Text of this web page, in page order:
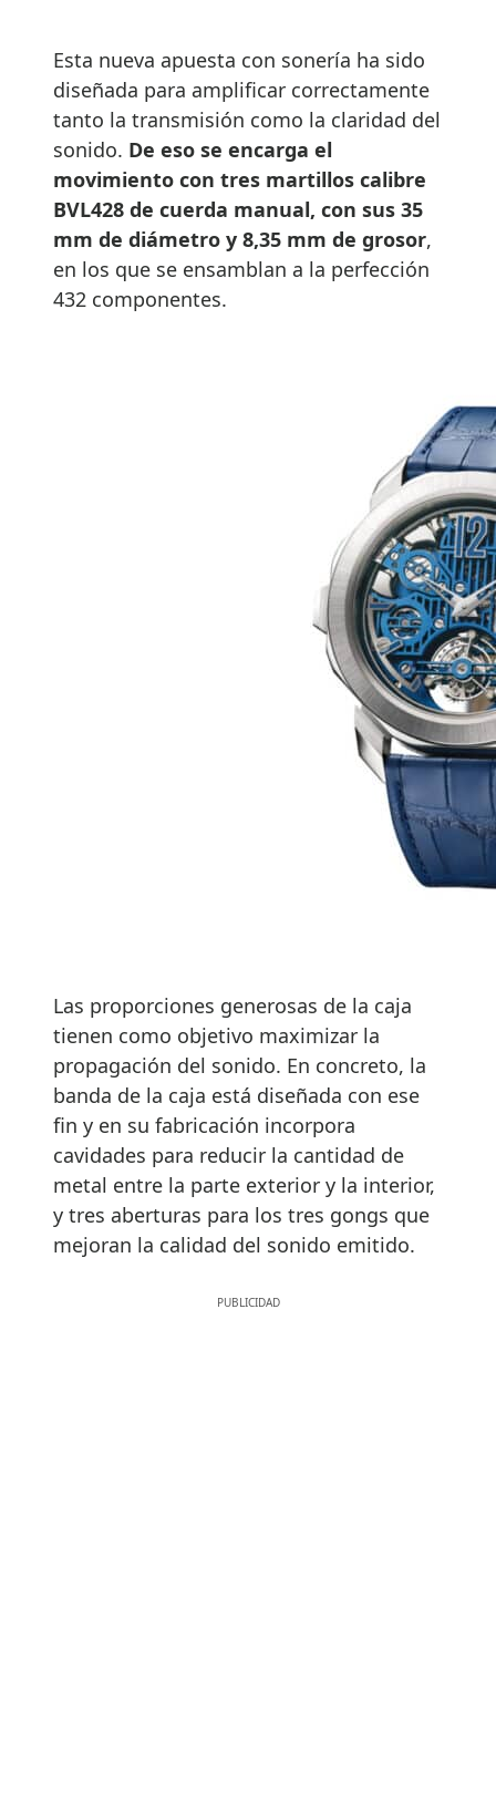
Esta nueva apuesta con sonería ha sido
diseñada para amplificar correctamente
tanto la transmisión como la claridad del
sonido. De eso se encarga el
movimiento con tres martillos calibre
BVL428 de cuerda manual, con sus 35
mm de diámetro y 8,35 mm de grosor,
en los que se ensamblan a la perfección
432 componentes.
Las proporciones generosas de la caja
tienen como objetivo maximizar la
propagación del sonido. En concreto, la
banda de la caja está diseñada con ese
fin y en su fabricación incorpora
cavidades para reducir la cantidad de
metal entre la parte exterior y la interior,
y tres aberturas para los tres gongs que
mejoran la calidad del sonido emitido.